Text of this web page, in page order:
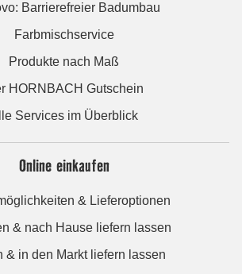
Barrierefreier Badumbau
Farbmischservice
Produkte nach Maß
HORNBACH Gutschein
Services im Überblick
Online einkaufen
& Lieferoptionen
& nach Hause liefern lassen
& in den Markt liefern lassen